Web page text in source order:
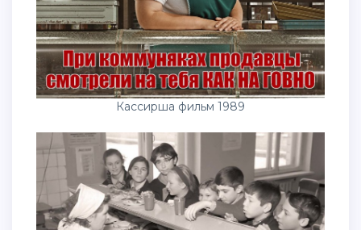
Кассирша фильм 1989